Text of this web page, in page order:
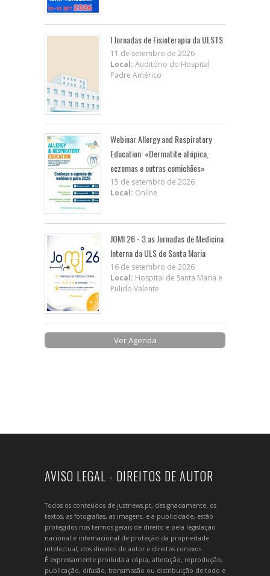
I Jornadas de Fisioterapia da ULSTS
11 de setembro de 2026
Local: Auditório do Hospital
Padre Américo
Webinar Allergy and Respiratory
Education: «Dermatite atópica,
eczemas e outras comichões»
15 de setembro de 2026
Local: Online
JOMI 26 - 3.as Jornadas de Medicina
Interna da ULS de Santa Maria
16 de setembro de 2026
Local: Hospital de Santa Maria e
Pulido Valente
Ver Agenda
AVISO LEGAL - DIREITOS DE AUTOR
Todos os conteúdos de justnews.pt, designadamente, os
textos, as fotografias, as imagens, e a publicidade, estão
protegidos nos termos gerais de direito e pela legislação
nacional e internacional de proteção da propriedade
intelectual, dos direitos de autor e direitos conexos.
É expressamente proibida a cópia, alteração, reprodução,
publicação, difusão, transmissão ou distribuição de todo e